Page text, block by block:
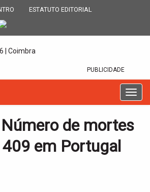
ESTATUTO EDITORIAL
| Coimbra
PUBLICIDADE
T
o
g
de mortes
em Portugal